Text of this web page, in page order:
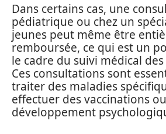
Dans certains cas, une
pédiatrique ou chez un
jeunes peut même être
remboursée, ce qui est un
le cadre du suivi médical
Ces consultations sont
traiter des maladies
effectuer des vaccinations
développement